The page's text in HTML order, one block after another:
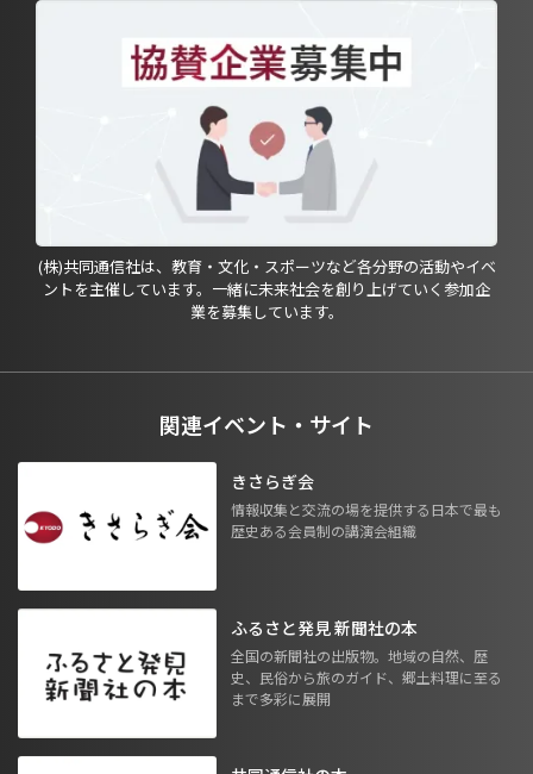
(株)共同通信社は、教育・文化・スポーツなど各分野の活動やイベ
ントを主催しています。一緒に未来社会を創り上げていく参加企
業を募集しています。
関連イベント・サイト
きさらぎ会
情報収集と交流の場を提供する日本で最も
歴史ある会員制の講演会組織
ふるさと発見 新聞社の本
全国の新聞社の出版物。地域の自然、歴
史、民俗から旅のガイド、郷土料理に至る
まで多彩に展開